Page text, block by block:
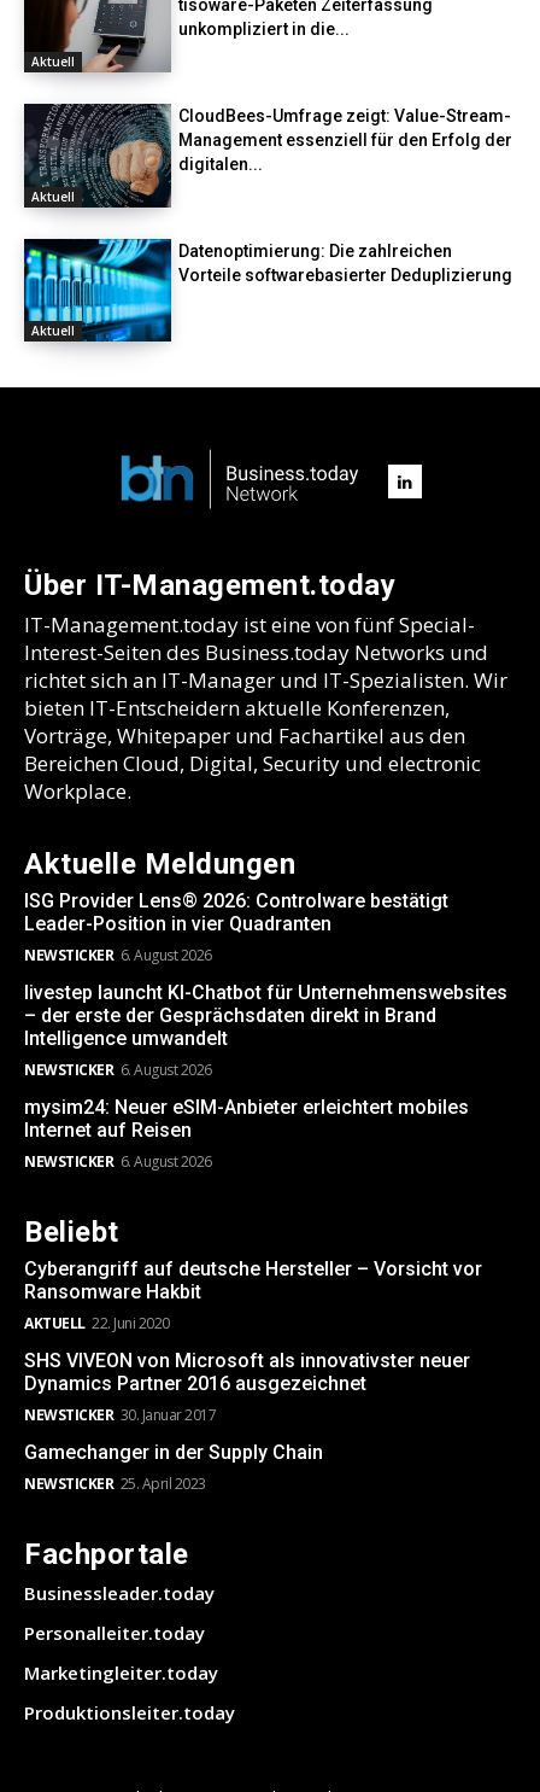
Aktuell
tisoware-Paketen Zeiterfassung
unkompliziert in die...
Aktuell
CloudBees-Umfrage zeigt: Value-Stream-
Management essenziell für den Erfolg der
digitalen...
Aktuell
Datenoptimierung: Die zahlreichen
Vorteile softwarebasierter Deduplizierung
Über IT-Management.today
IT-Management.today ist eine von fünf Special-
Interest-Seiten des Business.today Networks und
richtet sich an IT-Manager und IT-Spezialisten. Wir
bieten IT-Entscheidern aktuelle Konferenzen,
Vorträge, Whitepaper und Fachartikel aus den
Bereichen Cloud, Digital, Security und electronic
Workplace.
Aktuelle Meldungen
ISG Provider Lens® 2026: Controlware bestätigt
Leader-Position in vier Quadranten
NEWSTICKER 6. August 2026
livestep launcht KI-Chatbot für Unternehmenswebsites
– der erste der Gesprächsdaten direkt in Brand
Intelligence umwandelt
NEWSTICKER 6. August 2026
mysim24: Neuer eSIM-Anbieter erleichtert mobiles
Internet auf Reisen
NEWSTICKER 6. August 2026
Beliebt
Cyberangriff auf deutsche Hersteller – Vorsicht vor
Ransomware Hakbit
AKTUELL 22. Juni 2020
SHS VIVEON von Microsoft als innovativster neuer
Dynamics Partner 2016 ausgezeichnet
NEWSTICKER 30. Januar 2017
Gamechanger in der Supply Chain
NEWSTICKER 25. April 2023
Fachportale
Businessleader.today
Personalleiter.today
Marketingleiter.today
Produktionsleiter.today